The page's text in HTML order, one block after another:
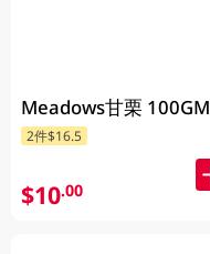
Meadows甘栗 100GM
2件$16.5
$10.00